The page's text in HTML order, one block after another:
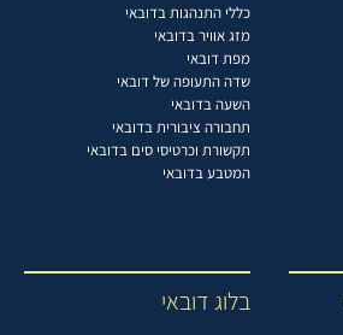
כללי התנהגות בדובאי
מזג אוויר בדובאי
מפת דובאי
שדה התעופה של דובאי
השעה בדובאי
תחבורה ציבורית בדובאי
תקשורת וכרטיסי סים בדובאי
המטבע בדובאי
בלוג דובאי